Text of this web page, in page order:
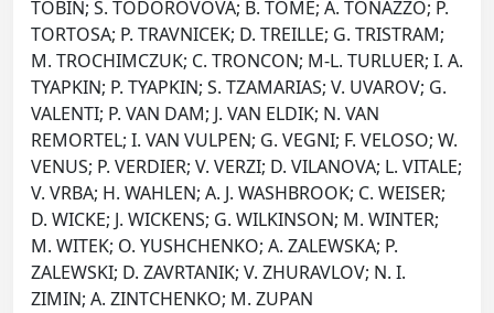
TOBIN; S. TODOROVOVA; B. TOME; A. TONAZZO; P.
TORTOSA; P. TRAVNICEK; D. TREILLE; G. TRISTRAM;
M. TROCHIMCZUK; C. TRONCON; M-L. TURLUER; I. A.
TYAPKIN; P. TYAPKIN; S. TZAMARIAS; V. UVAROV; G.
VALENTI; P. VAN DAM; J. VAN ELDIK; N. VAN
REMORTEL; I. VAN VULPEN; G. VEGNI; F. VELOSO; W.
VENUS; P. VERDIER; V. VERZI; D. VILANOVA; L. VITALE;
V. VRBA; H. WAHLEN; A. J. WASHBROOK; C. WEISER;
D. WICKE; J. WICKENS; G. WILKINSON; M. WINTER;
M. WITEK; O. YUSHCHENKO; A. ZALEWSKA; P.
ZALEWSKI; D. ZAVRTANIK; V. ZHURAVLOV; N. I.
ZIMIN; A. ZINTCHENKO; M. ZUPAN